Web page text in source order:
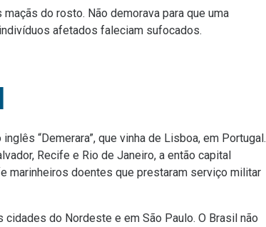
do rosto. Não demorava para que uma
afetados faleciam sufocados.
“Demerara”, que vinha de Lisboa, em Portugal.
Recife e Rio de Janeiro, a então capital
marinheiros doentes que prestaram serviço militar
do Nordeste e em São Paulo. O Brasil não